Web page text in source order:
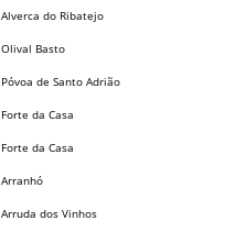
Alverca do Ribatejo
Olival Basto
Póvoa de Santo Adrião
Forte da Casa
Forte da Casa
Arranhó
Arruda dos Vinhos